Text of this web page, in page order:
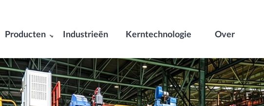
Producten Industrieën Kerntechnologie Over